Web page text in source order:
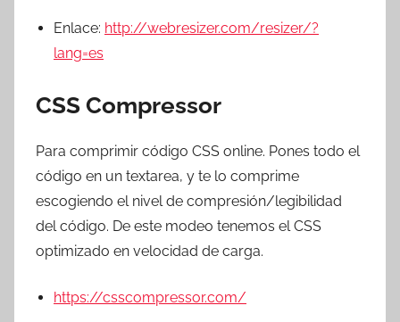
Enlace: http://webresizer.com/resizer/?
lang=es
CSS Compressor
Para comprimir código CSS online. Pones todo el
código en un textarea, y te lo comprime
escogiendo el nivel de compresión/legibilidad
del código. De este modeo tenemos el CSS
optimizado en velocidad de carga.
https://csscompressor.com/